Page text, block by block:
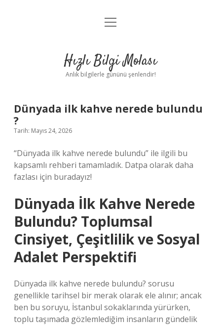
Anasayfa
Yasal Uyarı
menüyü
Hızlı Bilgi Molası
Anlık bilgilerle gününü şenlendir!
Dünyada ilk kahve nerede bulundu
?
Tarih: Mayıs 24, 2026
“Dünyada ilk kahve nerede bulundu” ile ilgili bu
kapsamlı rehberi tamamladık. Datpa olarak daha
fazlası için buradayız!
Dünyada İlk Kahve Nerede
Bulundu? Toplumsal
Cinsiyet, Çeşitlilik ve Sosyal
Adalet Perspektifi
Dünyada ilk kahve nerede bulundu? sorusu
genellikle tarihsel bir merak olarak ele alınır; ancak
ben bu soruyu, İstanbul sokaklarında yürürken,
toplu taşımada gözlemlediğim insanların gündelik